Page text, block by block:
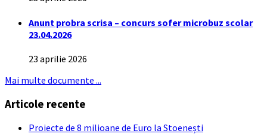
Anunt probra scrisa – concurs sofer microbuz scolar
23.04.2026
23 aprilie 2026
Mai multe documente ...
Articole recente
Proiecte de 8 milioane de Euro la Stoenești